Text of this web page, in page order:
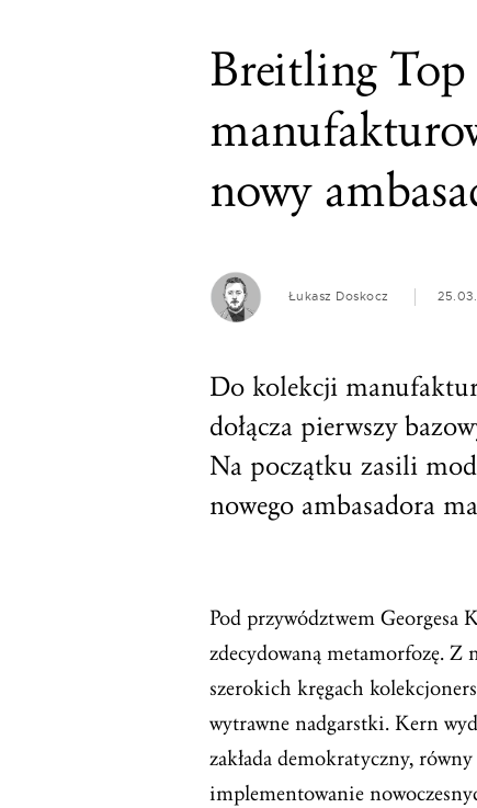
Breitling Top
nowy
Łukasz Doskocz
Do kolekcji
dołącza pierwszy
Na początku zasili
nowego ambasadora
Pod przywództwem Georgesa
zdecydowaną metamorfozę. Z
szerokich kręgach
wytrawne nadgarstki. Kern
zakłada demokratyczny,
implementowanie